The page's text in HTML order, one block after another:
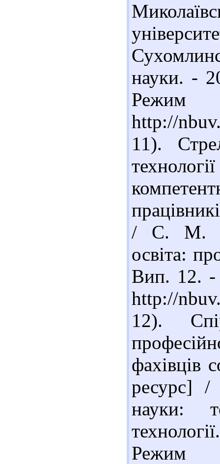
науки. -
http://
11).
/ С. М.
освіта:
Вип. 12. -
http://
12).
фахівців
ресурс] /
науки: